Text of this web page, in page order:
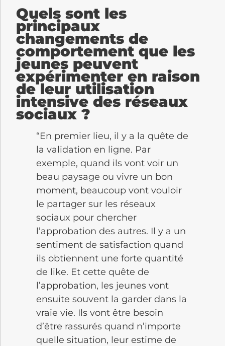
Quels sont les
principaux
changements de
comportement que les
jeunes peuvent
expérimenter en raison
de leur utilisation
intensive des réseaux
sociaux ?
“En premier lieu, il y a la quête de
la validation en ligne. Par
exemple, quand ils vont voir un
beau paysage ou vivre un bon
moment, beaucoup vont vouloir
le partager sur les réseaux
sociaux pour chercher
l’approbation des autres. Il y a un
sentiment de satisfaction quand
ils obtiennent une forte quantité
de like. Et cette quête de
l’approbation, les jeunes vont
ensuite souvent la garder dans la
vraie vie. Ils vont être besoin
d’être rassurés quand n’importe
quelle situation, leur estime de